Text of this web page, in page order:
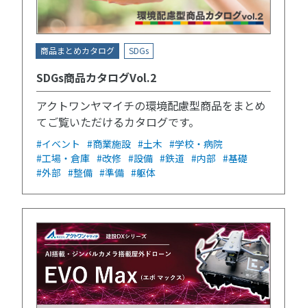
商品まとめカタログ SDGs
SDGs商品カタログVol.2
アクトワンヤマイチの環境配慮型商品をまとめ
てご覧いただけるカタログです。
#イベント #商業施設 #土木 #学校・病院
#工場・倉庫 #改修 #設備 #鉄道 #内部 #基礎
#外部 #整備 #準備 #躯体